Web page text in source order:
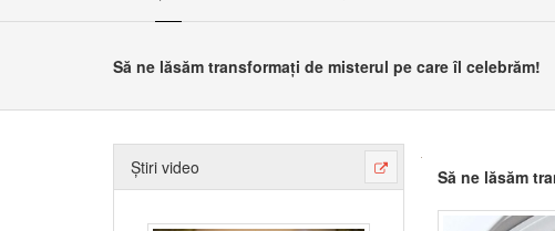
Să ne lăsăm transformați de misterul pe care îl celebrăm!
Știri video Să ne lăsăm